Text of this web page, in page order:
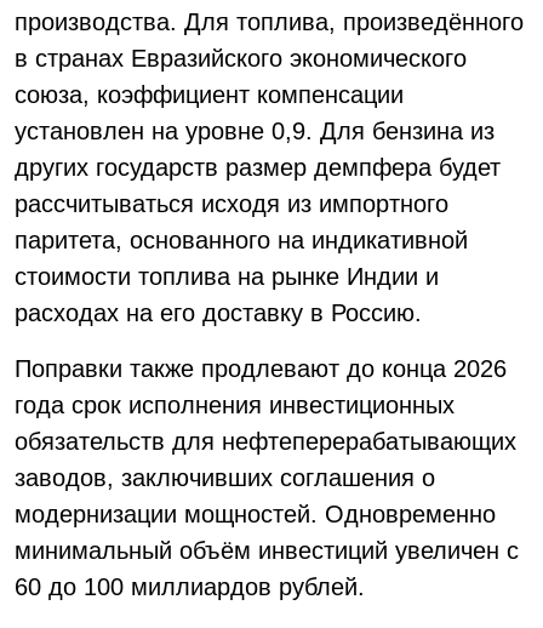
производства. Для топлива, произведённого
в странах Евразийского экономического
союза, коэффициент компенсации
установлен на уровне 0,9. Для бензина из
других государств размер демпфера будет
рассчитываться исходя из импортного
паритета, основанного на индикативной
стоимости топлива на рынке Индии и
расходах на его доставку в Россию.
Поправки также продлевают до конца 2026
года срок исполнения инвестиционных
обязательств для нефтеперерабатывающих
заводов, заключивших соглашения о
модернизации мощностей. Одновременно
минимальный объём инвестиций увеличен с
60 до 100 миллиардов рублей.